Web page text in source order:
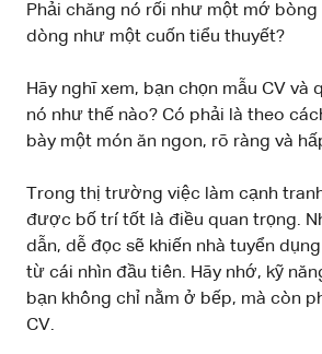
Phải chăng nó rối như một mớ bòng
dòng như một cuốn tiểu thuyết?
Hãy nghĩ xem, bạn chọn mẫu CV và
nó như thế nào? Có phải là theo
bày một món ăn ngon, rõ ràng và
Trong thị trường việc làm cạnh
được bố trí tốt là điều quan trọng.
dẫn, dễ đọc sẽ khiến nhà tuyển dụng
từ cái nhìn đầu tiên. Hãy nhớ, kỹ
bạn không chỉ nằm ở bếp, mà còn
CV.